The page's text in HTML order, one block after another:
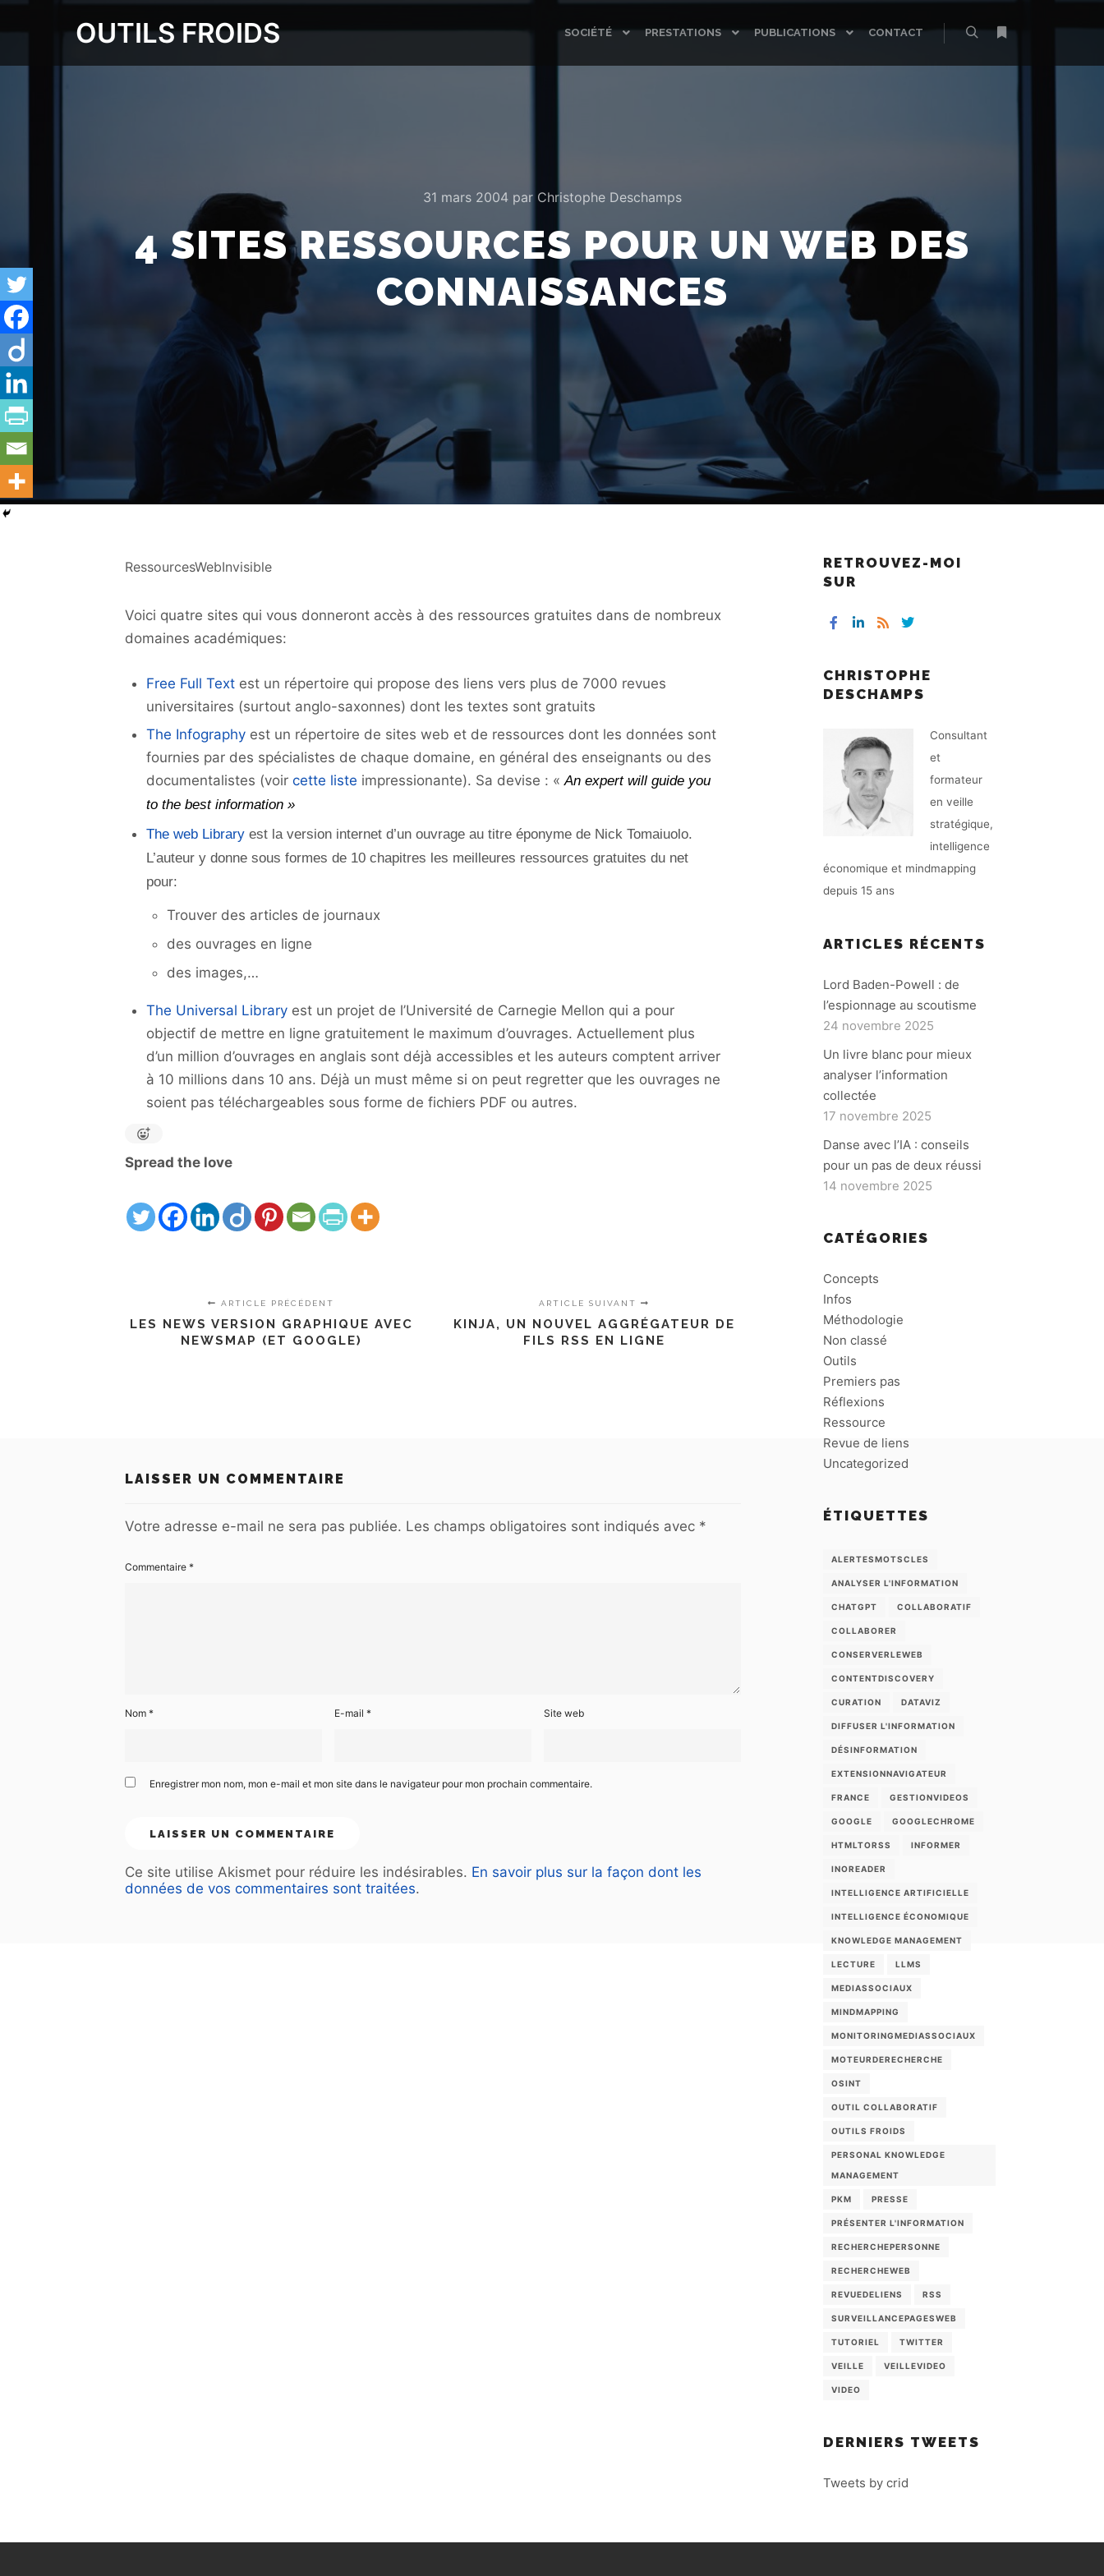
OUTILS FROIDS SOCIÉTÉ PRESTATIONS PUBLICATIONS
CONTACT
31 mars 2004par Christophe Deschamps
4 SITES RESSOURCES POUR UN WEB DES
CONNAISSANCES
RessourcesWebInvisible
Voici quatre sites qui vous donneront accès à des ressources gratuites dans de nombreux
domaines académiques:
Free Full Textest un répertoire qui propose des liens vers plus de 7000 revues
universitaires (surtout anglo-saxonnes) dont les textes sont gratuits
The Infographyest un répertoire de sites web et de ressources dont les données sont
fournies par des spécialistes de chaque domaine, en général des enseignants ou des
documentalistes (voir cette liste impressionante). Sa devise : «An expert will guide you
to the best information »
The web Libraryest la version internet d’un ouvrage au titre éponyme de Nick Tomaiuolo.
L’auteur y donne sous formes de 10 chapitres les meilleures ressources gratuites du net
pour:
Trouver des articles de journaux
des ouvrages en ligne
des images,…
The Universal Libraryest un projet de l’Université de Carnegie Mellon qui a pour
objectif de mettre en ligne gratuitement le maximum d’ouvrages. Actuellement plus
d’un million d’ouvrages en anglais sont déjà accessibles et les auteurs comptent arriver
à 10 millions dans 10 ans. Déjà un must même si on peut regretter que les ouvrages ne
soient pas téléchargeables sous forme de fichiers PDF ou autres.
Spread the love
ARTICLE PRÉCÉDENT
LES NEWS VERSION GRAPHIQUE AVEC
NEWSMAP (ET GOOGLE)
ARTICLE SUIVANT
KINJA, UN NOUVEL AGGRÉGATEUR DE
FILS RSS EN LIGNE
LAISSER UN COMMENTAIRE
Votre adresse e-mail ne sera pas publiée. Les champs obligatoires sont indiqués avec *
Commentaire *
Nom * E-mail * Site web
Enregistrer mon nom, mon e-mail et mon site dans le navigateur pour mon prochain commentaire.
Ce site utilise Akismet pour réduire les indésirables. En savoir plus sur la façon dont les
données de vos commentaires sont traitées.
RETROUVEZ-MOI
SUR
CHRISTOPHE
DESCHAMPS
Consultant
et
formateur
en veille
stratégique,
intelligence
économique et mindmapping
depuis 15 ans
ARTICLES RÉCENTS
Lord Baden-Powell : de
l’espionnage au scoutisme
24 novembre 2025
Un livre blanc pour mieux
analyser l’information
collectée
17 novembre 2025
Danse avec l’IA : conseils
pour un pas de deux réussi
14 novembre 2025
CATÉGORIES
Concepts
Infos
Méthodologie
Non classé
Outils
Premiers pas
Réflexions
Ressource
Revue de liens
Uncategorized
ÉTIQUETTES
ALERTESMOTSCLES
ANALYSER L'INFORMATION
CHATGPT COLLABORATIF
COLLABORER
CONSERVERLEWEB
CONTENTDISCOVERY
CURATION DATAVIZ
DIFFUSER L'INFORMATION
DÉSINFORMATION
EXTENSIONNAVIGATEUR
FRANCE GESTIONVIDEOS
GOOGLE GOOGLECHROME
HTMLTORSS INFORMER
INOREADER
INTELLIGENCE ARTIFICIELLE
INTELLIGENCE ÉCONOMIQUE
KNOWLEDGE MANAGEMENT
LECTURE LLMS
MEDIASSOCIAUX
MINDMAPPING
MONITORINGMEDIASSOCIAUX
MOTEURDERECHERCHE
OSINT
OUTIL COLLABORATIF
OUTILS FROIDS
PERSONAL KNOWLEDGE
MANAGEMENT
PKM PRESSE
PRÉSENTER L'INFORMATION
RECHERCHEPERSONNE
RECHERCHEWEB
REVUEDELIENS RSS
SURVEILLANCEPAGESWEB
TUTORIEL TWITTER
VEILLE VEILLEVIDEO
VIDEO
DERNIERS TWEETS
Tweets by crid